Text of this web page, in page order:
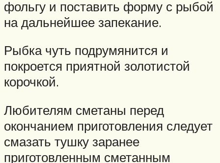
фольгу и поставить форму с рыбой
на дальнейшее запекание.
Рыбка чуть подрумянится и
покроется приятной золотистой
корочкой.
Любителям сметаны перед
окончанием приготовления следует
смазать тушку заранее
приготовленным сметанным